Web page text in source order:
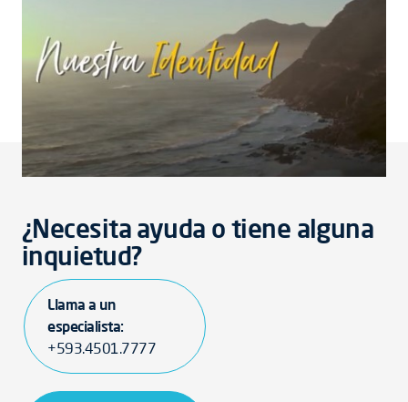
¿Necesita ayuda o tiene alguna
inquietud?
Llama a un
especialista:
+593.4501.7777